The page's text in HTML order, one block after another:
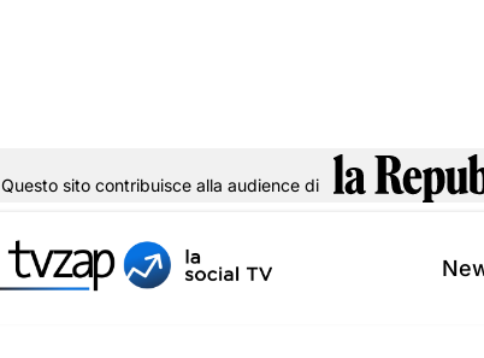
al
Questo sito contribuisce alla audience di